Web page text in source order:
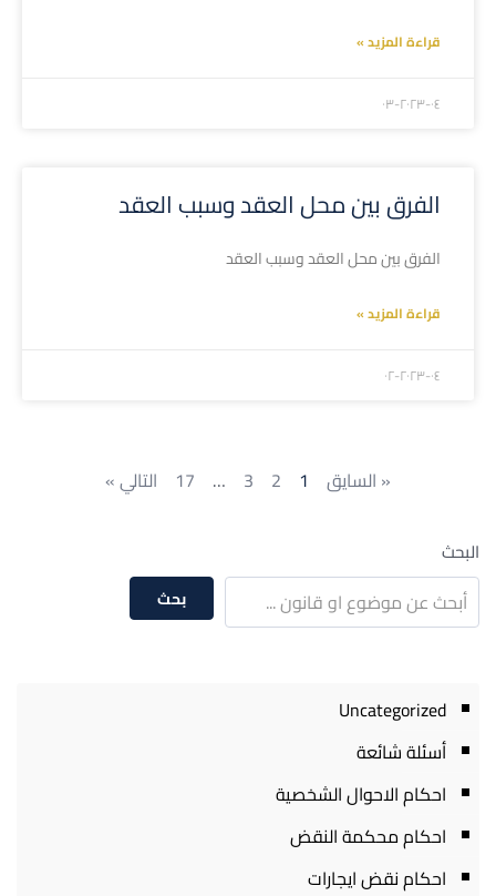
قراءة المزيد »
۲۰۲۳-۰٤-۰۳
الفرق بين محل العقد وسبب العقد
الفرق بين محل العقد وسبب العقد
قراءة المزيد »
۲۰۲۳-۰٤-۰۲
« السايق 1
2
3
…
17 التالي »
البحث
بحث
Uncategorized
أسئلة شائعة
احكام الاحوال الشخصية
احكام محكمة النقض
احكام نقض ايجارات